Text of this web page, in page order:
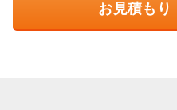
お見積もり